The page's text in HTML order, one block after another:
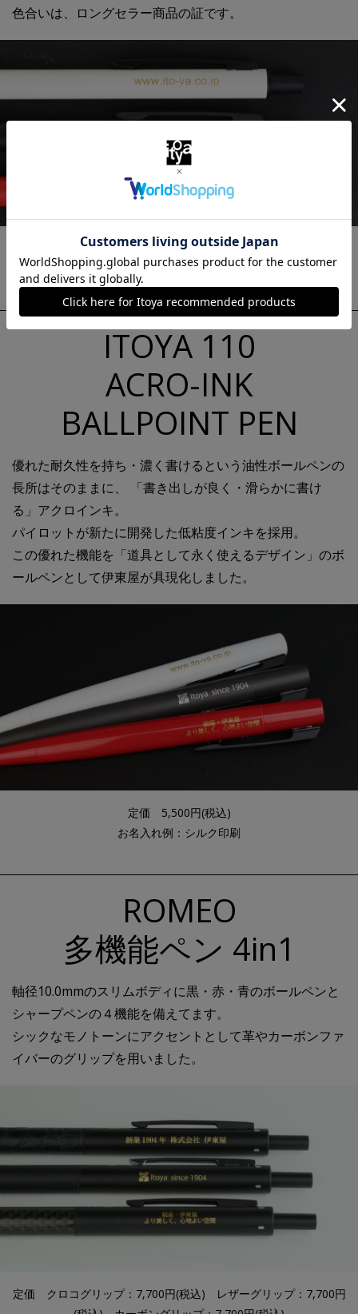
色合いは、ロングセラー商品の証です。
定価 ボールペン：1,430円(税込) シャープペン：1,430
お名入れ例：シルク印刷
ITOYA 110
ACRO-INK
BALLPOINT PEN
優れた耐久性を持ち・濃く書けるという油性ボールペンの
長所はそのままに、
「書き出しが良く・滑らかに書け
る」アクロインキ。
パイロットが新たに開発した低粘度インキを採用。
この優れた機能を「道具として永く使えるデザイン」のボ
ールペンとして伊東屋が具現化しました。
定価 5,500円(税込)
お名入れ例：シルク印刷
ROMEO
多機能ペン 4in1
軸径10.0mmのスリムボディに黒・赤・青のボールペンと
シャープペンの４機能を備えてます。
シックなモノトーンにアクセントとして革やカーボンファ
イバーのグリップを用いました。
定価 クロコグリップ： 7,700円(税込) レザーグリップ： 7,700円